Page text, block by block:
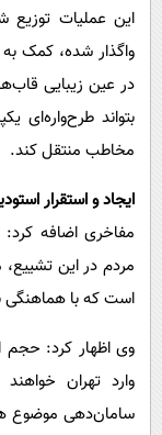
این عملیات توزیع
واگذار شده، کمک
در عین زیبایی
بتواند طرح‌واره‌ای
مخاطب منتقل کند.
ایجاد و استقرار
مفاخری اضافه کرد:
مردم در این
است که با هماهنگی
وی اظهار کرد: حجم
وارد تهران
سامان‌دهی موضوع